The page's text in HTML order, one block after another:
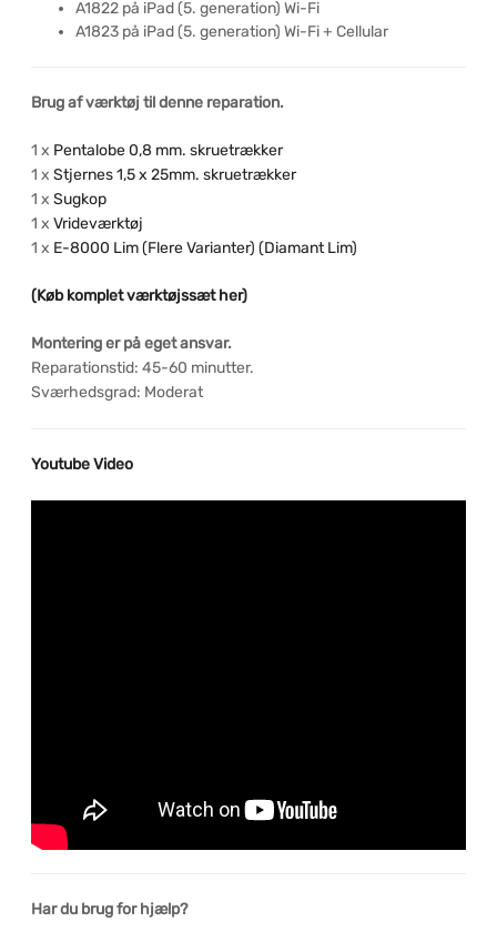
A1822 på iPad (5. generation) Wi-Fi
A1823 på iPad (5. generation) Wi-Fi + Cellular
Brug af værktøj til denne reparation.
1 x Pentalobe 0,8 mm. skruetrækker
1 x Stjernes 1,5 x 25mm. skruetrækker
1 x Sugkop
1 x Vrideværktøj
1 x E-8000 Lim (Flere Varianter) (Diamant Lim)
(Køb komplet værktøjssæt her)
Montering er på eget ansvar.
Reparationstid: 45-60 minutter.
Sværhedsgrad: Moderat
Youtube Video
Har du brug for hjælp?